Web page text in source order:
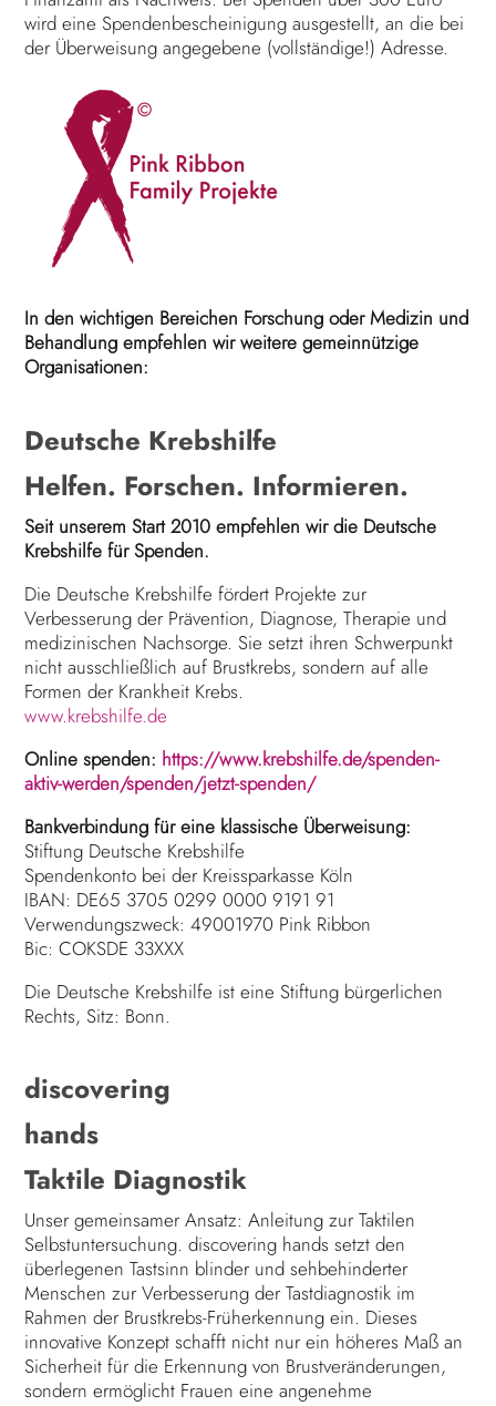
wird eine Spendenbescheinigung ausgestellt, an die bei
der Überweisung angegebene (vollständige!) Adresse.
In den wichtigen Bereichen Forschung oder Medizin und
Behandlung empfehlen wir weitere gemeinnützige
Organisationen:
Deutsche Krebshilfe
Helfen. Forschen. Informieren.
Seit unserem Start 2010 empfehlen wir die Deutsche
Krebshilfe für Spenden.
Die Deutsche Krebshilfe fördert Projekte zur
Verbesserung der Prävention, Diagnose, Therapie und
medizinischen Nachsorge. Sie setzt ihren Schwerpunkt
nicht ausschließlich auf Brustkrebs, sondern auf alle
Formen der Krankheit Krebs.
www.krebshilfe.de
Online spenden: https://www.krebshilfe.de/spenden-
aktiv-werden/spenden/jetzt-spenden/
Bankverbindung für eine klassische Überweisung:
Stiftung Deutsche Krebshilfe
Spendenkonto bei der Kreissparkasse Köln
IBAN: DE65 3705 0299 0000 9191 91
Verwendungszweck: 49001970 Pink Ribbon
Bic: COKSDE 33XXX
Die Deutsche Krebshilfe ist eine Stiftung bürgerlichen
Rechts, Sitz: Bonn.
discovering
hands
Taktile Diagnostik
Unser gemeinsamer Ansatz: Anleitung zur Taktilen
Selbstuntersuchung. discovering hands setzt den
überlegenen Tastsinn blinder und sehbehinderter
Menschen zur Verbesserung der Tastdiagnostik im
Rahmen der Brustkrebs-Früherkennung ein. Dieses
innovative Konzept schafft nicht nur ein höheres Maß an
Sicherheit für die Erkennung von Brustveränderungen,
sondern ermöglicht Frauen eine angenehme